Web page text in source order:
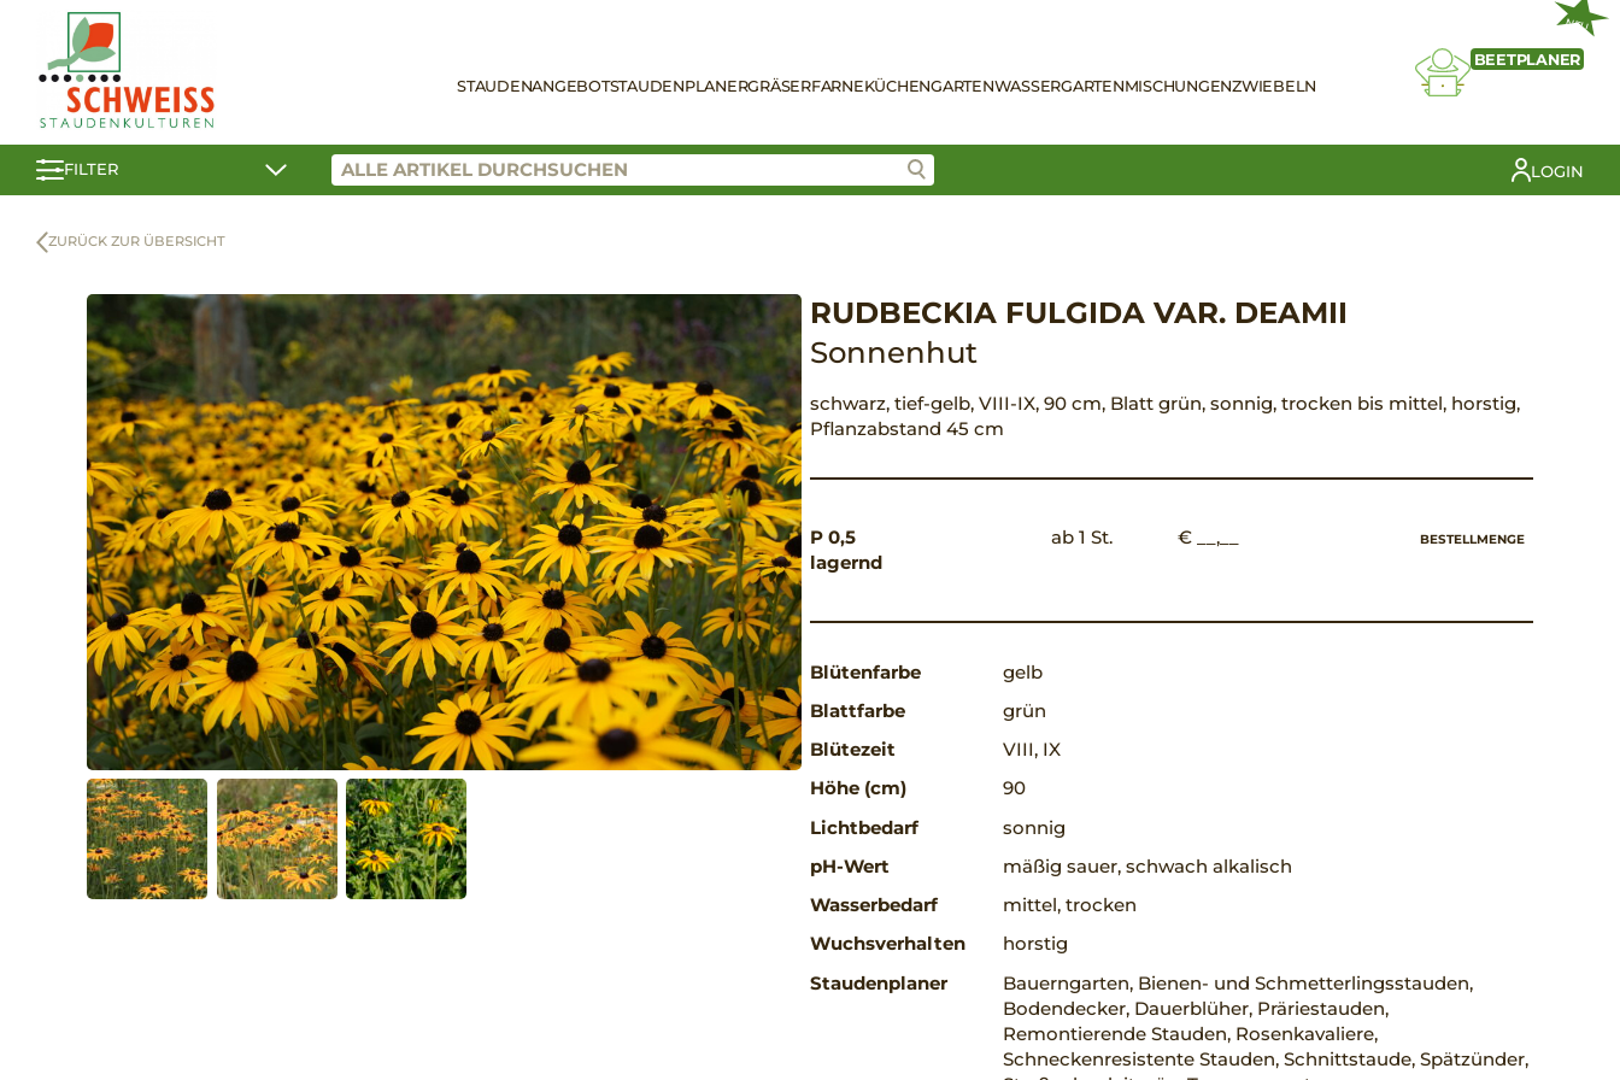
STAUDENANGEBOTSTAUDENPLANERGRÄSERFARNEKÜCHENGARTENWASSERGARTENMISCHUNGENZWIEBELN
NEU
BEETPLANER
FILTER LOGIN
ZURÜCK ZUR ÜBERSICHT
RUDBECKIA FULGIDA VAR. DEAMII
Sonnenhut
schwarz, tief-gelb, VIII-IX, 90 cm, Blatt grün, sonnig, trocken bis mittel, horstig,
Pflanzabstand 45 cm
P 0,5
lagernd
ab 1 St. € __,__ BESTELLMENGE
Blütenfarbe
gelb
Blattfarbe
grün
Blütezeit
VIII, IX
Höhe (cm)
90
Lichtbedarf
sonnig
pH-Wert
mäßig sauer, schwach alkalisch
Wasserbedarf
mittel, trocken
Wuchsverhalten
horstig
Staudenplaner
Bauerngarten, Bienen- und Schmetterlingsstauden,
Bodendecker, Dauerblüher, Präriestauden,
Remontierende Stauden, Rosenkavaliere,
Schneckenresistente Stauden, Schnittstaude, Spätzünder,